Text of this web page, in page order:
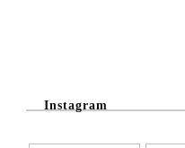
Instagram